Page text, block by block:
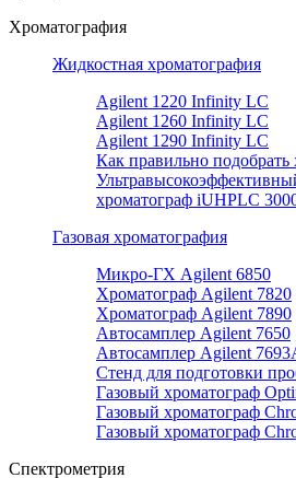
Хроматография
Жидкостная хроматография
Agilent 1220 Infinity LC
Agilent 1260 Infinity LC
Agilent 1290 Infinity LC
Как правильно подобрать
хроматограф iUHPLC
Газовая хроматография
Микро-ГХ Agilent 6850
Хроматограф Agilent 7820
Хроматограф Agilent 7890
Автосамплер Agilent 7650
Автосамплер Agilent
Стенд для подготовки
Газовый хроматограф
Газовый хроматограф
Газовый хроматограф
Спектрометрия